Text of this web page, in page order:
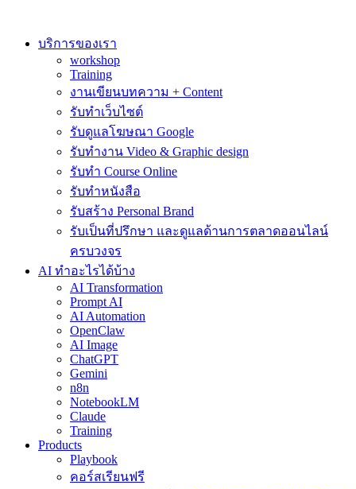
contentบริการของเรา
workshop
Training
งานเขียนบทความ + Content
รับทำเว็บไซต์
รับดูแลโฆษณา Google
รับทำงาน Video & Graphic design
รับทำ Course Online
รับทำหนังสือ
รับสร้าง Personal Brand
รับเป็นที่ปรึกษา และดูแลด้านการตลาดออนไลน์
ครบวงจร
AI ทำอะไรได้บ้าง
AI Transformation
Prompt AI
AI Automation
OpenClaw
AI Image
ChatGPT
Gemini
n8n
NotebookLM
Claude
Training
Products
Playbook
คอร์สเรียนฟรี